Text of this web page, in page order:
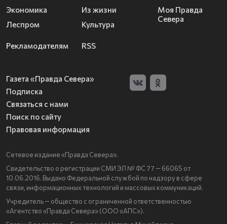
Экономика
Леспром
Из жизни
Культура
Моя Правда
Севера
Рекламодателям RSS
Газета «Правда Севера»
Подписка
Связаться с нами
Поиск по сайту
Правовая информация
Сетевое издание «Правда Севера».
Свидетельство о регистрации СМИ ЭЛ № ФС 77 — 66065 от
10.06.2016. Выдано Федеральной службой по надзору в сфере
связи, информационных технологий и массовых коммуникаций.
Учредитель — общество с ограниченной ответственностью
«Агентство «Правда Севера» (ООО «АПС»).